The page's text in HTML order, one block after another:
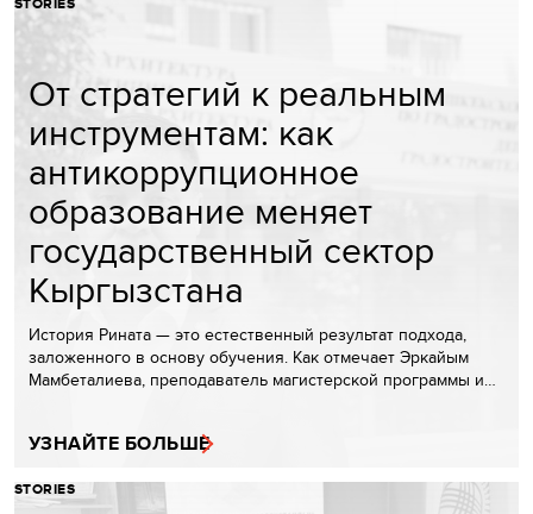
От стратегий к реальным
инструментам: как
антикоррупционное
образование меняет
государственный сектор
Кыргызстана
История Рината — это естественный результат подхода,
заложенного в основу обучения. Как отмечает Эркайым
Мамбеталиева, преподаватель магистерской программы и…
УЗНАЙТЕ БОЛЬШЕ
STORIES